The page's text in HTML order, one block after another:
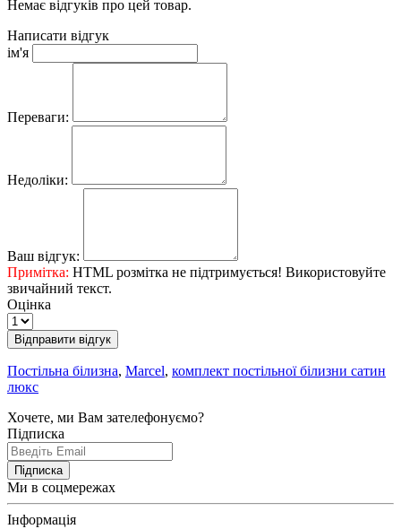
Немає відгуків про цей товар.
Написати відгук
ім'я
Переваги:
Недоліки:
Ваш відгук:
Примітка: HTML розмітка не підтримується! Використовуйте
звичайний текст.
Оцінка
Відправити відгук
Постільна білизна, Marcel, комплект постільної білизни сатин
люкс
Хочете, ми Вам зателефонуємо?
Підписка
Підписка
Ми в соцмережах
Інформація